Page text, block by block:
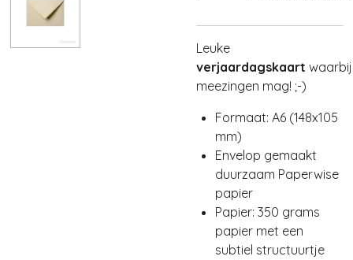
Leuke
verjaardagskaart waarbij
meezingen mag! ;-)
Formaat: A6 (148x105
mm)
Envelop gemaakt
duurzaam Paperwise
papier
Papier: 350 grams
papier met een
subtiel structuurtje